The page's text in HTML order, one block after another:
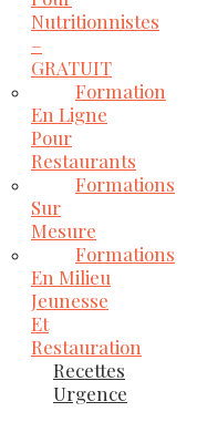
Nutritionnistes
–
GRATUIT
Formation
En Ligne
Pour
Restaurants
Formations
Sur
Mesure
Formations
En Milieu
Jeunesse
Et
Restauration
Recettes
Urgence